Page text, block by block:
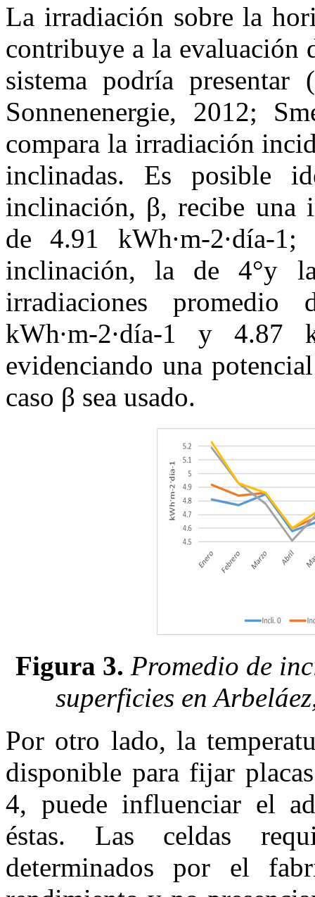
La irradiación sobre la
contribuye a la evaluación
sistema podría
Sonnenenergie, 2012;
compara la irradiación
inclinadas. Es posible
inclinación, β, recibe una
de 4.91 kWh·m-2·día-
inclinación, la de 4°y
irradiaciones promedio
kWh·m-2·día-1 y 4.87
evidenciando una
caso β sea usado.
Figura 3. Promedio de
superficies en
Por otro lado, la
disponible para fijar
4, puede influenciar el
éstas. Las celdas
determinados por el